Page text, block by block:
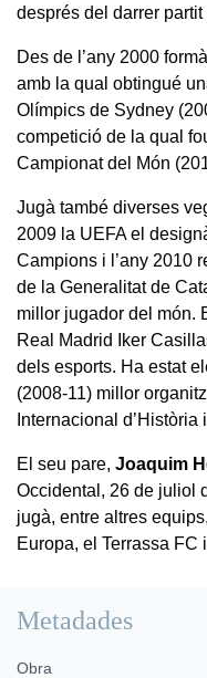
després del darrer
Des de l’any 2000
amb la qual obtingué
Olímpics de Sydney
competició de la qual
Campionat del Món
Jugà també diverses
2009 la UEFA el
Campions i l’any 2010
de la Generalitat de
millor jugador del món.
Real Madrid Iker
dels esports. Ha estat
(2008-11) millor
Internacional
El seu pare, Joaquim
Occidental, 26 de juliol
jugà, entre altres
Europa, el Terrassa FC
Metadades
Obra